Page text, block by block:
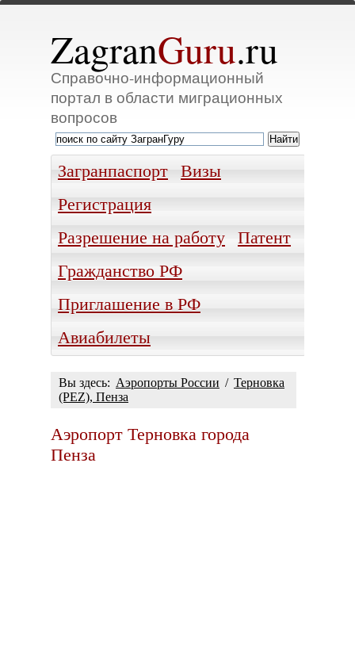
ZagranGuru.ru
Справочно-информационный
портал в области миграционных
вопросов
Загранпаспорт
Визы
Регистрация
Разрешение на работу
Патент
Гражданство РФ
Приглашение в РФ
Авиабилеты
Вы здесь: Аэропорты России / Терновка
(PEZ), Пенза
Аэропорт Терновка города
Пенза